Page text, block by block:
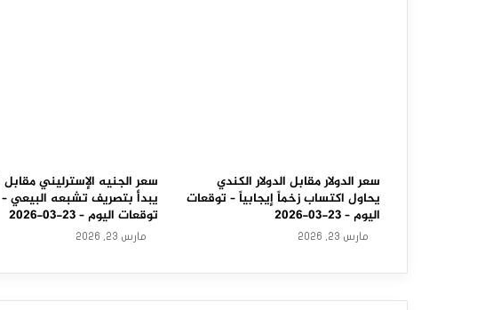
ي
ي
س
ج
ل
سعر الدولار مقابل الدولار الكندي
يحاول اكتساب زخماً إيجابياً – توقعات
اليوم – 23-03-2026
مارس 23, 2026
سعر الجنيه الإسترليني مقابل
يبدأ بتصريف تشبعه البيعي –
توقعات اليوم – 23-03-2026
مارس 23, 2026